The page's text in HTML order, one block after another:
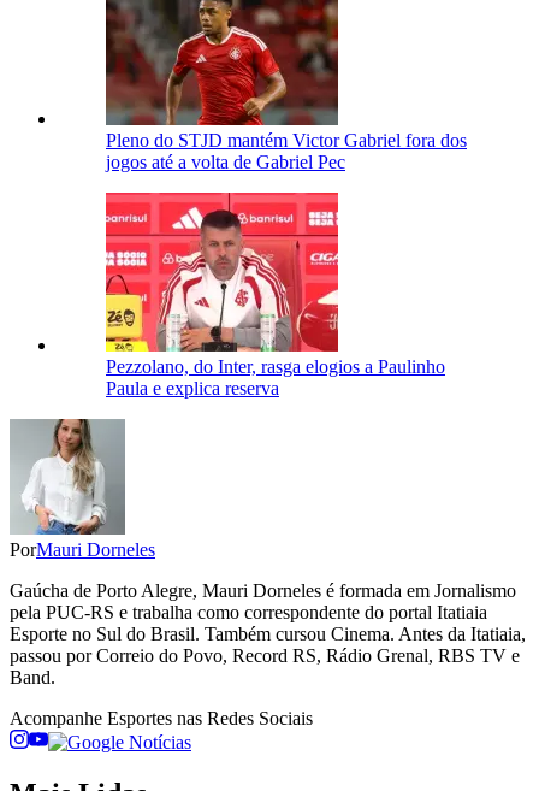
Pleno do STJD mantém Victor Gabriel fora dos
jogos até a volta de Gabriel Pec
Pezzolano, do Inter, rasga elogios a Paulinho
Paula e explica reserva
PorMauri Dorneles
Gaúcha de Porto Alegre, Mauri Dorneles é formada em Jornalismo
pela PUC-RS e trabalha como correspondente do portal Itatiaia
Esporte no Sul do Brasil. Também cursou Cinema. Antes da Itatiaia,
passou por Correio do Povo, Record RS, Rádio Grenal, RBS TV e
Band.
Acompanhe Esportes nas Redes Sociais